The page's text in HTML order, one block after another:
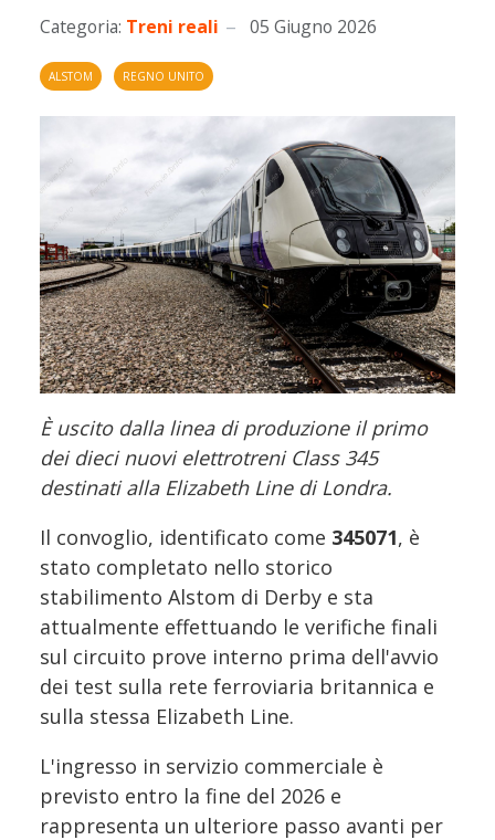
Categoria: Treni reali 05 Giugno 2026
ALSTOM REGNO UNITO
È uscito dalla linea di produzione il primo
dei dieci nuovi elettrotreni Class 345
destinati alla Elizabeth Line di Londra.
Il convoglio, identificato come 345071, è
stato completato nello storico
stabilimento Alstom di Derby e sta
attualmente effettuando le verifiche finali
sul circuito prove interno prima dell'avvio
dei test sulla rete ferroviaria britannica e
sulla stessa Elizabeth Line.
L'ingresso in servizio commerciale è
previsto entro la fine del 2026 e
rappresenta un ulteriore passo avanti per